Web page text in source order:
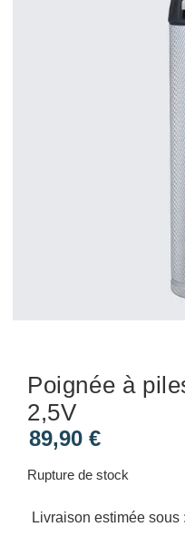
Poignée à
2,5V
89,90 €
Rupture de stock
Livraison estimée sous :